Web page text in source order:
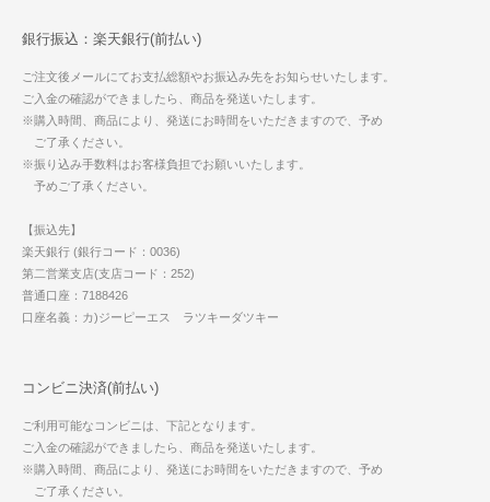
銀行振込：楽天銀行(前払い)
ご注文後メールにてお支払総額やお振込み先をお知らせいたします。
ご入金の確認ができましたら、商品を発送いたします。
※購入時間、商品により、発送にお時間をいただきますので、予め
ご了承ください。
※振り込み手数料はお客様負担でお願いいたします。
予めご了承ください。
【振込先】
楽天銀行 (銀行コード：0036)
第二営業支店(支店コード：252)
普通口座：7188426
口座名義：カ)ジーピーエス ラツキーダツキー
コンビニ決済(前払い)
ご利用可能なコンビニは、下記となります。
ご入金の確認ができましたら、商品を発送いたします。
※購入時間、商品により、発送にお時間をいただきますので、予め
ご了承ください。